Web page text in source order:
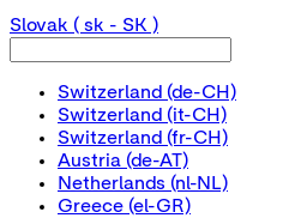
Slovak ( sk - SK )
Switzerland (de-CH)
Switzerland (it-CH)
Switzerland (fr-CH)
Austria (de-AT)
Netherlands (nl-NL)
Greece (el-GR)